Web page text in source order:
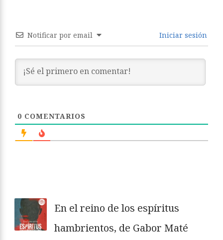
Notificar por email Iniciar sesión
0 COMENTARIOS
En el reino de los espíritus
hambrientos, de Gabor Maté